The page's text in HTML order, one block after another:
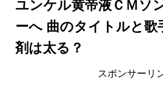
ユンケル黄帝液ＣＭソ
ーへ 曲のタイトルと歌
剤は太る？
スポンサーリ